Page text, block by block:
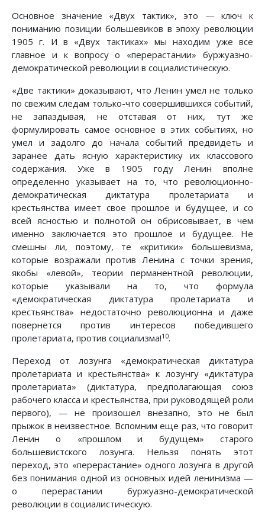
Основное значение «Двух тактик», это — ключ к
пониманию позиции большевиков в эпоху революции
1905 г. И в «Двух тактиках» мы находим уже все
главное и к вопросу о «перерастании» буржуазно-
демократической революции в социалистическую.
«Две тактики» доказывают, что Ленин умел не только
по свежим следам только-что совершившихся событий,
не запаздывая, не отставая от них, тут же
формулировать самое основное в этих событиях, но
умел и задолго до начала событий предвидеть и
заранее дать ясную характеристику их классового
содержания. Уже в 1905 году Ленин вполне
определенно указывает на то, что революционно-
демократическая диктатура пролетариата и
крестьянства имеет свое прошлое и будущее, и со
всей ясностью и полнотой он обрисовывает, в чем
именно заключается это прошлое и будущее. Не
смешны ли, поэтому, те «критики» большевизма,
которые возражали против Ленина с точки зрения,
якобы «левой», теории перманентной революции,
которые указывали на то, что формула
«демократическая диктатура пролетариата и
крестьянства» недостаточно революционна и даже
повернется против интересов победившего
пролетариата, против социализма!10.
Переход от лозунга «демократическая диктатура
пролетариата и крестьянства» к лозунгу «диктатура
пролетариата» (диктатура, предполагающая союз
рабочего класса и крестьянства, при руководящей роли
первого), — не произошел внезапно, это не был
прыжок в неизвестное. Вспомним еще раз, что говорит
Ленин о «прошлом и будущем» старого
большевистского лозунга. Нельзя понять этот
переход, это «перерастание» одного лозунга в другой
без понимания одной из основных идей ленинизма —
о перерастании буржуазно-демократической
революции в социалистическую.